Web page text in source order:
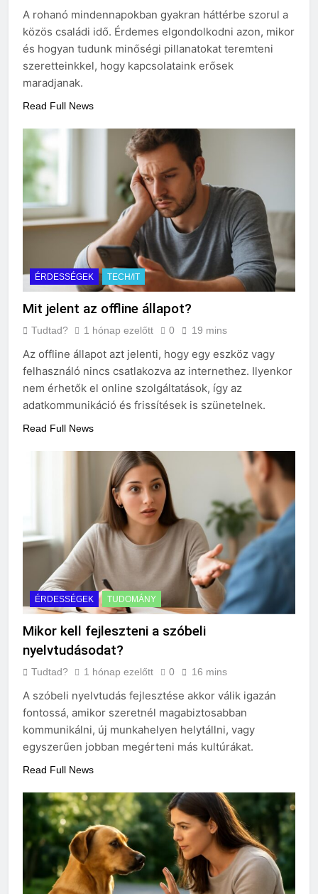
3 Nap Ezelőtt
A rohanó mindennapokban gyakran háttérbe szorul a
közös családi idő. Érdemes elgondolkodni azon, mikor
és hogyan tudunk minőségi pillanatokat teremteni
szeretteinkkel, hogy kapcsolataink erősek
maradjanak.
Read Full News
ÉRDESSÉGEK TECH/IT
Mit jelent az offline állapot?
Tudtad? 1 hónap ezelőtt 0 19 mins
Az offline állapot azt jelenti, hogy egy eszköz vagy
felhasználó nincs csatlakozva az internethez. Ilyenkor
nem érhetők el online szolgáltatások, így az
adatkommunikáció és frissítések is szünetelnek.
Read Full News
ÉRDESSÉGEK TUDOMÁNY
Mikor kell fejleszteni a szóbeli
nyelvtudásodat?
Tudtad? 1 hónap ezelőtt 0 16 mins
A szóbeli nyelvtudás fejlesztése akkor válik igazán
fontossá, amikor szeretnél magabiztosabban
kommunikálni, új munkahelyen helytállni, vagy
egyszerűen jobban megérteni más kultúrákat.
Read Full News